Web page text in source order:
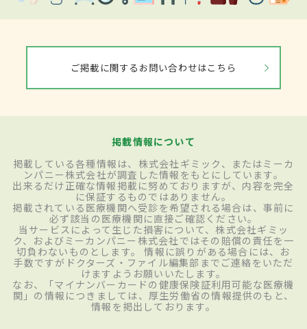
ご掲載に関するお問い合わせはこちら
掲載情報について
掲載している各種情報は、株式会社ギミック、またはミーカ
ンパニー株式会社が調査した情報をもとにしています。
出来るだけ正確な情報掲載に努めておりますが、内容を完全
に保証するものではありません。
掲載されている医療機関へ受診を希望される場合は、事前に
必ず該当の医療機関に直接ご確認ください。
当サービスによって生じた損害について、株式会社ギミッ
ク、およびミーカンパニー株式会社ではその賠償の責任を一
切負わないものとします。 情報に誤りがある場合には、お
手数ですがドクターズ・ファイル編集部までご連絡をいただ
けますようお願いいたします。
なお、「マイナンバーカードの健康保険証利用可能な医療機
関」の情報につきましては、厚生労働省の情報提供のもと、
情報を掲出しております。